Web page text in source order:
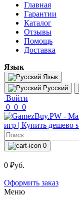
Главная
Гарантии
Каталог
Отзывы
Помощь
Доставка
Язык
Язык
Русский
Войти
0 0 0
0
0 ₽уб.
Оформить заказ
Меню